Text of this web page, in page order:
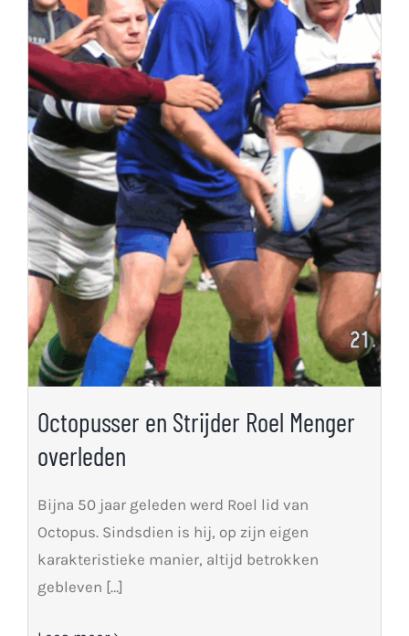
Octopusser en Strijder Roel Menger
overleden
Bijna 50 jaar geleden werd Roel lid van
Octopus. Sindsdien is hij, op zijn eigen
karakteristieke manier, altijd betrokken
gebleven […]